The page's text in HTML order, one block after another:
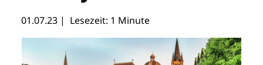
01.07.23 | Lesezeit: 1 Minute